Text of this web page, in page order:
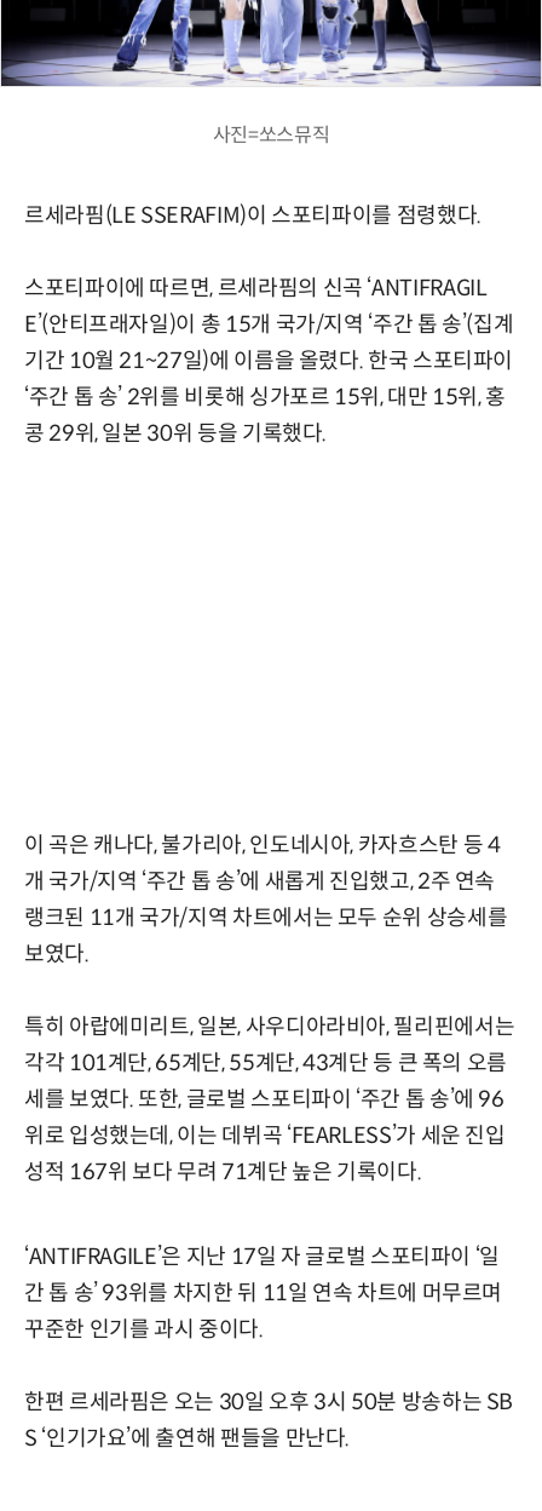
사진=쏘스뮤직
르세라핌(LE SSERAFIM)이 스포티파이를 점령했다.
스포티파이에 따르면, 르세라핌의 신곡 ‘ANTIFRAGIL
E’(안티프래자일)이 총 15개 국가/지역 ‘주간 톱 송’(집계
기간 10월 21~27일)에 이름을 올렸다. 한국 스포티파이
‘주간 톱 송’ 2위를 비롯해 싱가포르 15위, 대만 15위, 홍
콩 29위, 일본 30위 등을 기록했다.
이 곡은 캐나다, 불가리아, 인도네시아, 카자흐스탄 등 4
개 국가/지역 ‘주간 톱 송’에 새롭게 진입했고, 2주 연속
랭크된 11개 국가/지역 차트에서는 모두 순위 상승세를
보였다.
특히 아랍에미리트, 일본, 사우디아라비아, 필리핀에서는
각각 101계단, 65계단, 55계단, 43계단 등 큰 폭의 오름
세를 보였다. 또한, 글로벌 스포티파이 ‘주간 톱 송’에 96
위로 입성했는데, 이는 데뷔곡 ‘FEARLESS’가 세운 진입
성적 167위 보다 무려 71계단 높은 기록이다.
‘ANTIFRAGILE’은 지난 17일 자 글로벌 스포티파이 ‘일
간 톱 송’ 93위를 차지한 뒤 11일 연속 차트에 머무르며
꾸준한 인기를 과시 중이다.
한편 르세라핌은 오는 30일 오후 3시 50분 방송하는 SB
S ‘인기가요’에 출연해 팬들을 만난다.